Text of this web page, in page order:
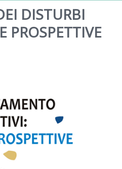
DISTURBI
PROSPETTIVE